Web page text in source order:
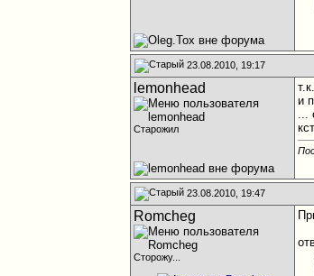
23.08.2010, 19:17
lemonhead
Старожил
и
...
23.08.2010, 19:47
Romcheg
Сторожу...